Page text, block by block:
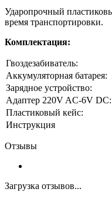
Ударопрочный
время транспортировки.
Комплектация:
Гвоздезабиватель:
Аккумуляторная батарея:
Зарядное устройство:
Адаптер 220V AC-6V DC:
Пластиковый кейс:
Инструкция
Отзывы
Загрузка отзывов...